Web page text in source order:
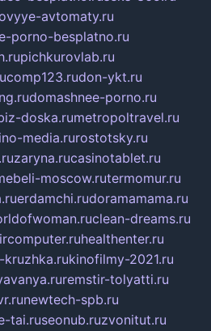
avtomaty.ru
porno-besplatno.ru
pichkurovlab.ru
comp123.rudon-ykt.ru
domashnee-porno.ru
doska.rumetropoltravel.ru
media.rurostotsky.ru
zaryna.rucasinotablet.ru
moscow.rutermomur.ru
erdamchi.rudoramamama.ru
clean-dreams.ru
healthenter.ru
kruzhka.rukinofilmy-2021.ru
remstir-tolyatti.ru
newtech-spb.ru
tai.ruseonub.ruzvonitut.ru